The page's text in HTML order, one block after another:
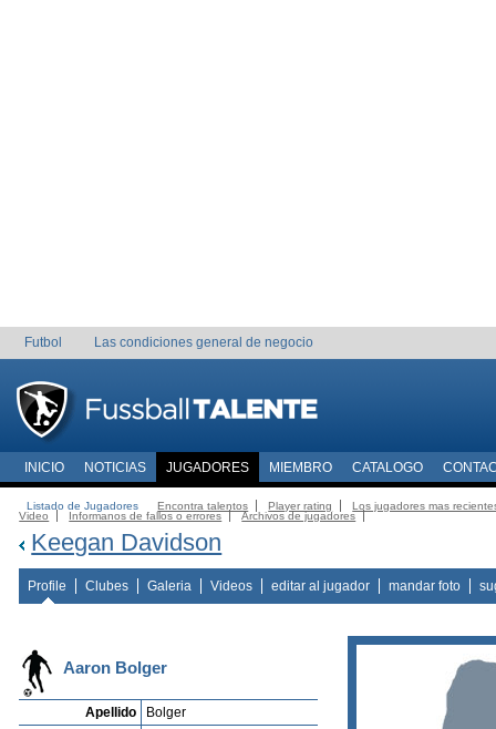
Futbol Las condiciones general de negocio
INICIO NOTICIAS JUGADORES MIEMBRO CATALOGO
Listado de Jugadores Encontra talentos Player rating
Los jugadores mas
Video
Informanos de fallos o errores Archivos de jugadores
Keegan Davidson
Profile Clubes Galeria Videos editar al jugador mandar foto
Aaron Bolger
Apellido
Bolger